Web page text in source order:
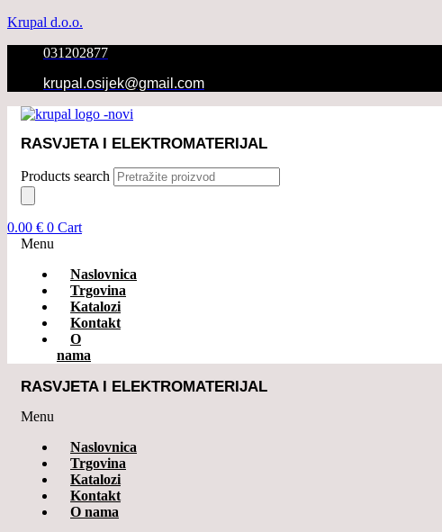
Krupal d.o.o.
031202877
krupal.osijek@gmail.com
RASVJETA I ELEKTROMATERIJAL
Products search
0.00 € 0 Cart
Menu
Naslovnica
Trgovina
Katalozi
Kontakt
O
nama
RASVJETA I ELEKTROMATERIJAL
Menu
Naslovnica
Trgovina
Katalozi
Kontakt
O nama